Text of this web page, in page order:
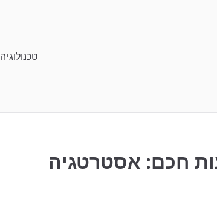
טכנולוגיה
חכם: אסטרטגיה